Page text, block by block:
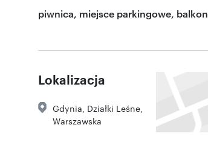
piwnica, miejsce parkingowe, balkon
Lokalizacja
Gdynia, Działki Leśne,
Warszawska